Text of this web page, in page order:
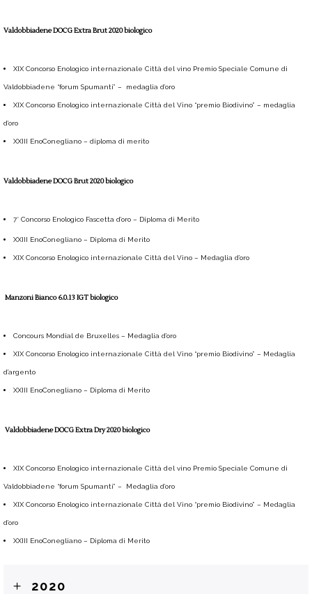
Valdobbiadene DOCG Extra Brut 2020 biologico
XIX Concorso Enologico internazionale Città del vino Premio Speciale Comune di
Valdobbiadene “forum Spumanti” – medaglia d’oro
XIX Concorso Enologico internazionale Città del Vino “premio Biodivino” – medaglia
d’oro
XXIII EnoConegliano – diploma di merito
Valdobbiadene DOCG Brut 2020 biologico
7° Concorso Enologico Fascetta d’oro – Diploma di Merito
XXIII EnoConegliano – Diploma di Merito
XIX Concorso Enologico internazionale Città del Vino – Medaglia d’oro
Manzoni Bianco 6.0.13 IGT biologico
Concours Mondial de Bruxelles – Medaglia d’oro
XIX Concorso Enologico internazionale Città del Vino “premio Biodivino” – Medaglia
d’argento
XXIII EnoConegliano – Diploma di Merito
Valdobbiadene DOCG Extra Dry 2020 biologico
XIX Concorso Enologico internazionale Città del vino Premio Speciale Comune di
Valdobbiadene “forum Spumanti” – Medaglia d’oro
XIX Concorso Enologico internazionale Città del Vino “premio Biodivino” – Medaglia
d’oro
XXIII EnoConegliano – Diploma di Merito
2020